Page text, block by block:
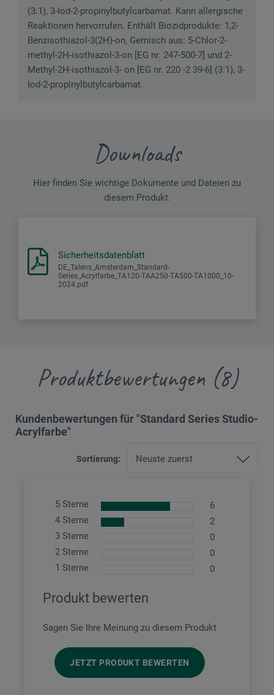
(3:1), 3-Iod-2-propinylbutylcarbamat. Kann allergische
Reaktionen hervorrufen. Enthält Biozidprodukte: 1,2-
Benzisothiazol-3(2H)-on, Gemisch aus: 5-Chlor-2-
methyl-2H-isothiazol-3-on [EG nr. 247-500-7] und 2-
Methyl-2H-isothiazol-3- on [EG nr. 220 -2 39-6] (3:1), 3-
Iod-2-propinylbutylcarbamat.
Downloads
Hier finden Sie wichtige Dokumente und Dateien zu
diesem Produkt.
Sicherheitsdatenblatt
DE_Talens_Amsterdam_Standard-
Series_Acrylfarbe_TA120-TAA250-TA500-TA1000_10-
2024.pdf
Produktbewertungen (8)
Kundenbewertungen für "Standard Series Studio-
Acrylfarbe"
Sortierung:
5 Sterne
6
4 Sterne
2
3 Sterne
0
2 Sterne
0
1 Sterne
0
Produkt bewerten
Sagen Sie Ihre Meinung zu diesem Produkt
JETZT PRODUKT BEWERTEN